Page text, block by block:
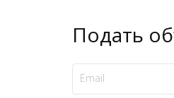
Подать